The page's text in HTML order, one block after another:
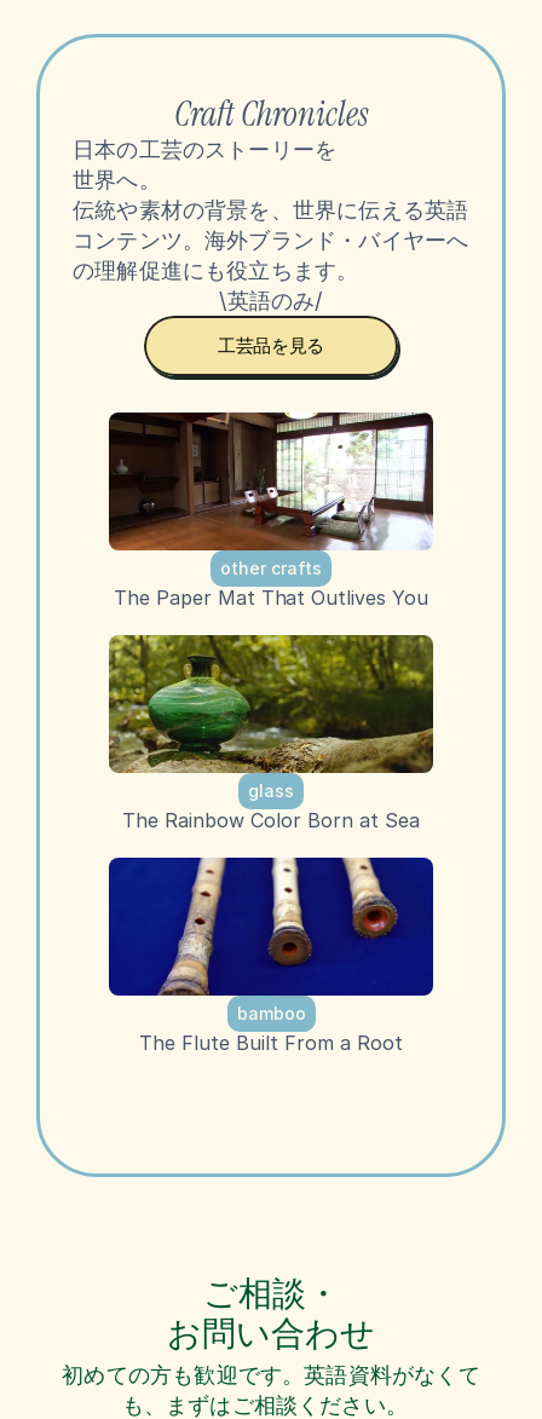
Craft Chronicles
日本の工芸のストーリーを
世界へ。
伝統や素材の背景を、世界に伝える英語
コンテンツ。海外ブランド・バイヤーへ
の理解促進にも役立ちます。
\英語のみ/
工芸品を見る
other crafts
The Paper Mat That Outlives You
glass
The Rainbow Color Born at Sea
bamboo
The Flute Built From a Root
ご相談・
お問い合わせ
初めての方も歓迎です。英語資料がなくて
も、まずはご相談ください。